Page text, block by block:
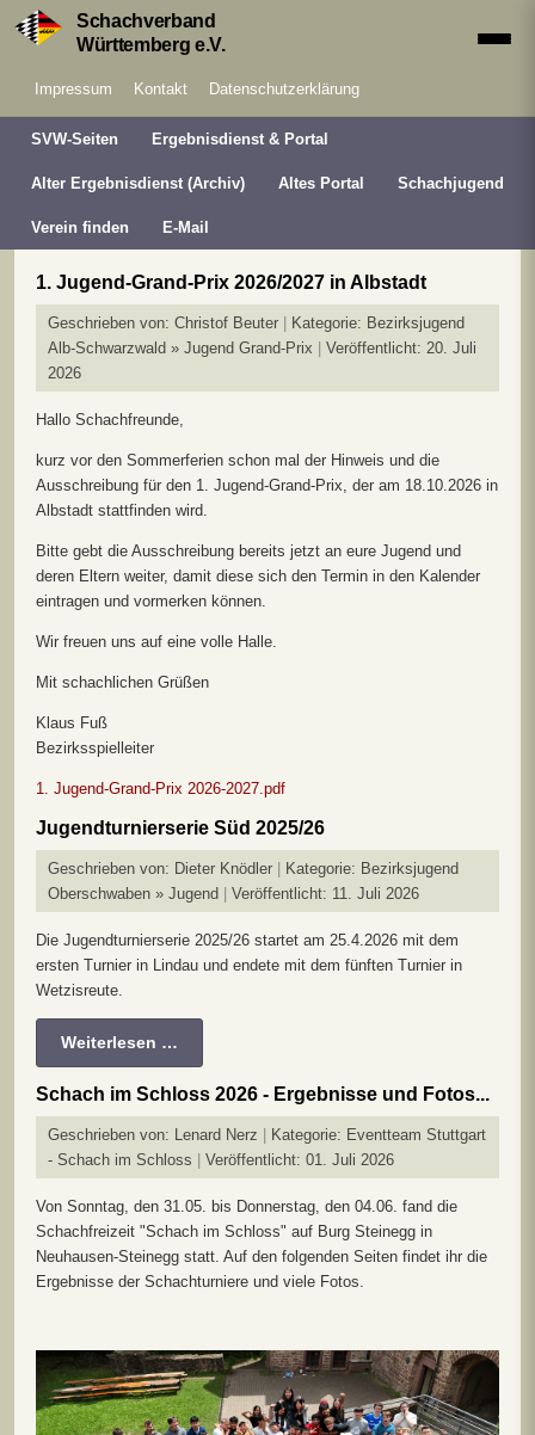
Schachverband
Württemberg e.V.
Impressum Kontakt Datenschutzerklärung
SVW-Seiten Ergebnisdienst & Portal
Alter Ergebnisdienst (Archiv) Altes Portal Schachjugend
Verein finden E-Mail
1. Jugend-Grand-Prix 2026/2027 in Albstadt
Geschrieben von: Christof Beuter Kategorie: Bezirksjugend
Alb-Schwarzwald » Jugend Grand-Prix
Veröffentlicht: 20. Juli
2026
Hallo Schachfreunde,
kurz vor den Sommerferien schon mal der Hinweis und die
Ausschreibung für den 1. Jugend-Grand-Prix, der am 18.10.2026 in
Albstadt stattfinden wird.
Bitte gebt die Ausschreibung bereits jetzt an eure Jugend und
deren Eltern weiter, damit diese sich den Termin in den Kalender
eintragen und vormerken können.
Wir freuen uns auf eine volle Halle.
Mit schachlichen Grüßen
Klaus Fuß
Bezirksspielleiter
1. Jugend-Grand-Prix 2026-2027.pdf
Jugendturnierserie Süd 2025/26
Geschrieben von: Dieter Knödler Kategorie: Bezirksjugend
Oberschwaben » Jugend
Veröffentlicht: 11. Juli 2026
Die Jugendturnierserie 2025/26 startet am 25.4.2026 mit dem
ersten Turnier in Lindau und endete mit dem fünften Turnier in
Wetzisreute.
Weiterlesen …
Schach im Schloss 2026 - Ergebnisse und Fotos...
Geschrieben von: Lenard Nerz Kategorie: Eventteam Stuttgart
- Schach im Schloss
Veröffentlicht: 01. Juli 2026
Von Sonntag, den 31.05. bis Donnerstag, den 04.06. fand die
Schachfreizeit "Schach im Schloss" auf Burg Steinegg in
Neuhausen-Steinegg statt. Auf den folgenden Seiten findet ihr die
Ergebnisse der Schachturniere und viele Fotos.